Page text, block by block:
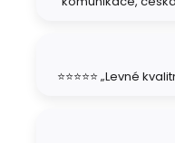
⭐⭐⭐⭐⭐ „Levné